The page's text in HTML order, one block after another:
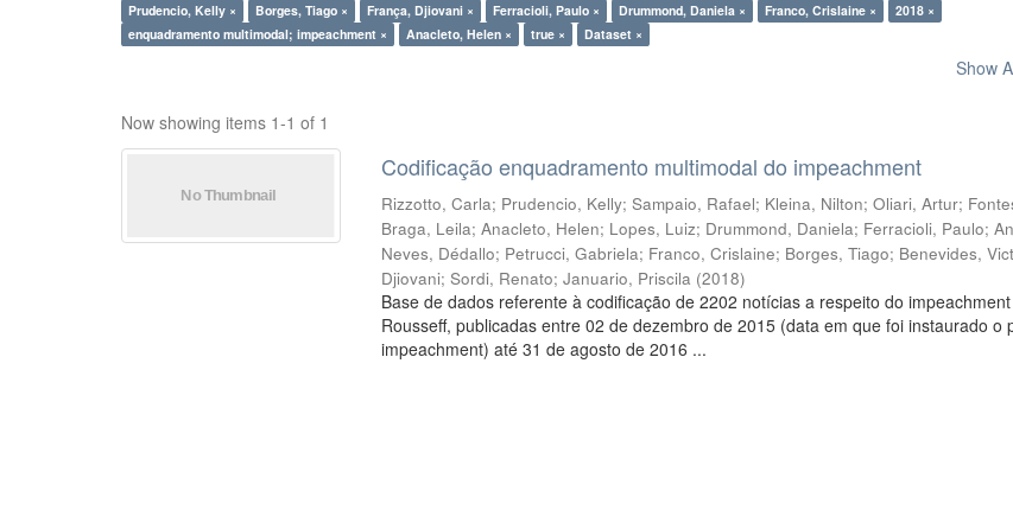
Prudencio, Kelly × Borges, Tiago × França, Djiovani × Ferracioli, Paulo × Drummond, Daniela × Franco, Crislaine ×
2018 ×
enquadramento multimodal; impeachment ×
Anacleto, Helen × true × Dataset ×
Show
Now showing items 1-1 of 1
Codificação enquadramento multimodal do impeachment
Rizzotto, Carla; Prudencio, Kelly;Sampaio, Rafael; Kleina, Nilton;Oliari, Artur;
Braga, Leila;Anacleto, Helen; Lopes, Luiz; Drummond, Daniela; Ferracioli, Paulo;
Neves, Dédallo; Petrucci, Gabriela; Franco, Crislaine; Borges, Tiago; Benevides,
Djiovani;Sordi, Renato;Januario, Priscila (2018)
Base de dados referente à codificação de 2202 notícias a respeito do
Rousseff, publicadas entre 02 de dezembro de 2015 (data em que foi instaurado o
impeachment) até 31 de agosto de 2016 ...